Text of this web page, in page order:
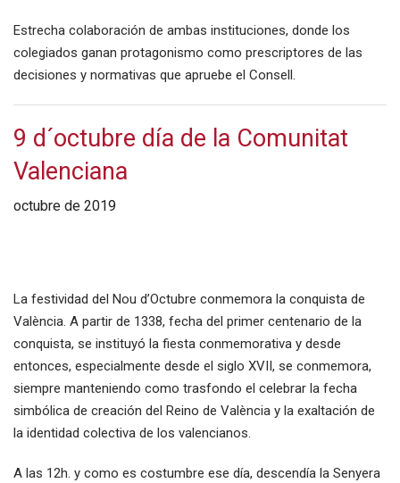
Estrecha colaboración de ambas instituciones, donde los
colegiados ganan protagonismo como prescriptores de las
decisiones y normativas que apruebe el Consell.
9 d´octubre día de la Comunitat
Valenciana
octubre de 2019
La festividad del Nou d’Octubre conmemora la conquista de
València. A partir de 1338, fecha del primer centenario de la
conquista, se instituyó la fiesta conmemorativa y desde
entonces, especialmente desde el siglo XVII, se conmemora,
siempre manteniendo como trasfondo el celebrar la fecha
simbólica de creación del Reino de València y la exaltación de
la identidad colectiva de los valencianos.
A las 12h. y como es costumbre ese día, descendía la Senyera